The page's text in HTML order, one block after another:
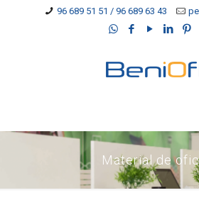
96 689 51 51 / 96 689 63 43
Material de